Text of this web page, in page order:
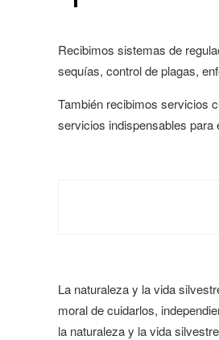
Recibimos sistemas de
sequías, control de plagas,
También recibimos servicios
servicios indispensables para
La naturaleza y la vida
moral de cuidarlos,
la naturaleza y la vida